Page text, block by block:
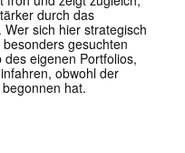
durch das
sich hier strategisch
gesuchten
eigenen Portfolios,
obwohl der
hat.